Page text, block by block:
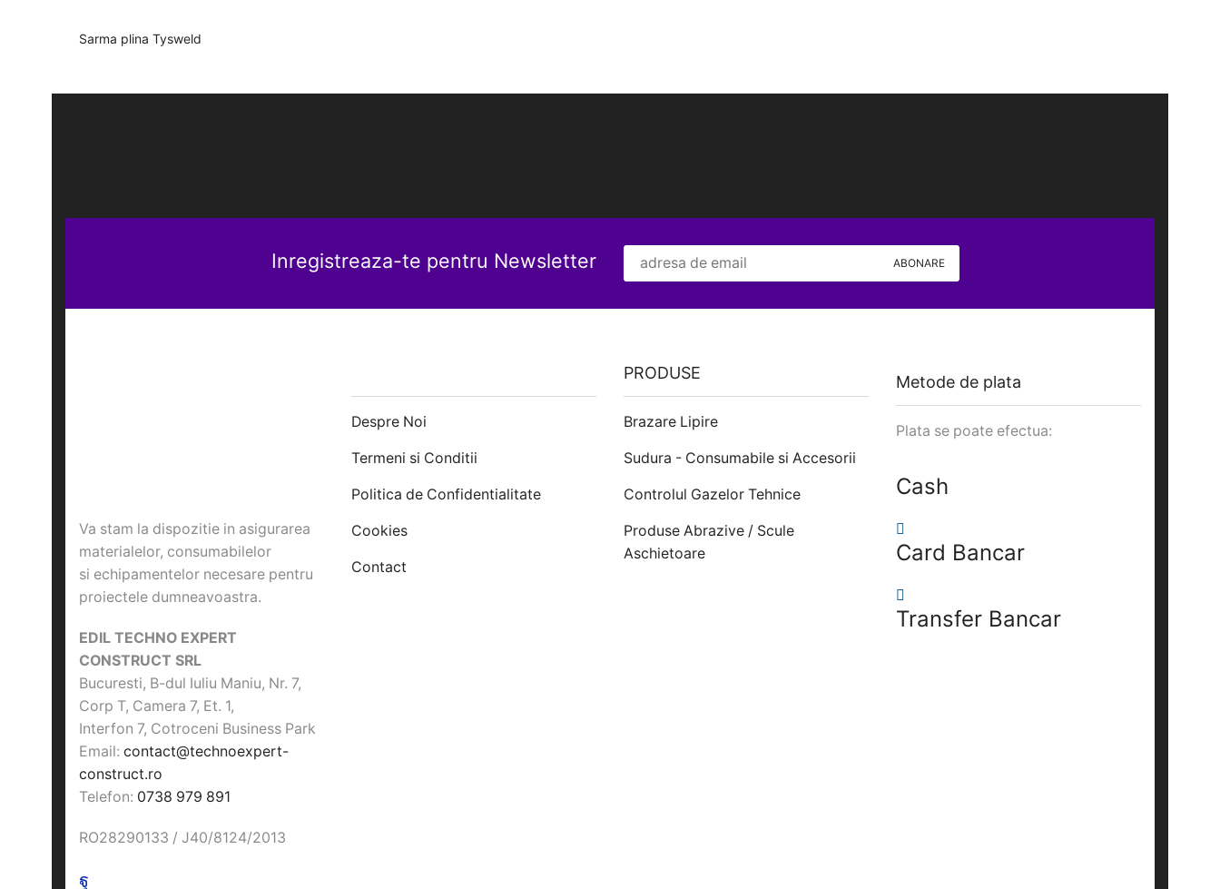
Sarma plina Tysweld
Inregistreaza-te pentru Newsletter
Va stam la dispozitie in asigurarea
materialelor, consumabilelor
si echipamentelor necesare pentru
proiectele dumneavoastra.
EDIL TECHNO EXPERT
CONSTRUCT SRL
Bucuresti, B-dul Iuliu Maniu, Nr. 7,
Corp T, Camera 7, Et. 1,
Interfon 7, Cotroceni Business Park
Email: contact@technoexpert-
construct.ro
Telefon: 0738 979 891
RO28290133 / J40/8124/2013
Despre Noi
Termeni si Conditii
Politica de Confidentialitate
Cookies
Contact
PRODUSE
Brazare Lipire
Sudura - Consumabile si Accesorii
Controlul Gazelor Tehnice
Produse Abrazive / Scule
Aschietoare
Metode de plata
Plata se poate efectua:
Cash
Card Bancar
Transfer Bancar